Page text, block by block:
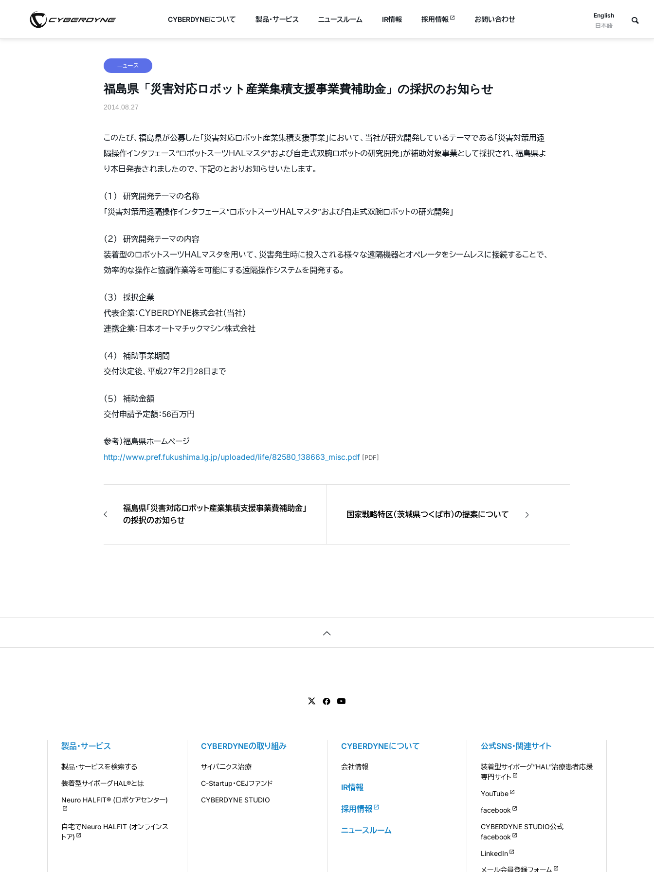
English
日本語
CYBERDYNEについて 製品・サービス ニュースルーム IR情報 採用情報 お問い合わせ
ニュース
福島県「災害対応ロボット産業集積支援事業費補助金」の採択のお知らせ
2014.08.27
このたび、福島県が公募した「災害対応ロボット産業集積支援事業」において、当社が研究開発しているテーマである「災害対策用遠
隔操作インタフェース“ロボットスーツＨＡＬマスタ”および自走式双腕ロボットの研究開発」が補助対象事業として採択され、福島県よ
り本日発表されましたので、下記のとおりお知らせいたします。
（１） 研究開発テーマの名称
「災害対策用遠隔操作インタフェース“ロボットスーツＨＡＬマスタ”および自走式双腕ロボットの研究開発」
（２） 研究開発テーマの内容
装着型のロボットスーツＨＡＬマスタを用いて、災害発生時に投入される様々な遠隔機器とオペレータをシームレスに接続することで、
効率的な操作と協調作業等を可能にする遠隔操作システムを開発する。
（３） 採択企業
代表企業：ＣＹＢＥＲＤＹＮＥ株式会社（当社）
連携企業：日本オートマチックマシン株式会社
（４） 補助事業期間
交付決定後、平成27年２月28日まで
（５） 補助金額
交付申請予定額：56百万円
参考）福島県ホームページ
http://www.pref.fukushima.lg.jp/uploaded/life/82580_138663_misc.pdf [PDF]
福島県「災害対応ロボット産業集積支援事業費補助金」
の採択のお知らせ
国家戦略特区（茨城県つくば市）の提案について
製品・サービス
製品・サービスを検索する
装着型サイボーグHAL®とは
Neuro HALFIT® (ロボケアセンター)
自宅でNeuro HALFIT (オンラインス
トア)
CYBERDYNEの取り組み
サイバニクス治療
C-Startup・CEJファンド
CYBERDYNE STUDIO
CYBERDYNEについて
会社情報
IR情報
採用情報
ニュースルーム
公式SNS・関連サイト
装着型サイボーグ”HAL”治療患者応援
専門サイト
YouTube
facebook
CYBERDYNE STUDIO公式
facebook
LinkedIn
メール会員登録フォーム